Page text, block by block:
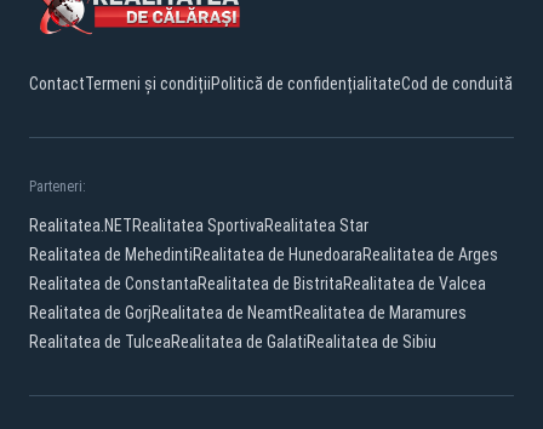
ContactTermeni și condițiiPolitică de confidențialitateCod de conduită
Parteneri:
Realitatea.NETRealitatea SportivaRealitatea Star
Realitatea de MehedintiRealitatea de HunedoaraRealitatea de Arges
Realitatea de ConstantaRealitatea de BistritaRealitatea de Valcea
Realitatea de GorjRealitatea de NeamtRealitatea de Maramures
Realitatea de TulceaRealitatea de GalatiRealitatea de Sibiu